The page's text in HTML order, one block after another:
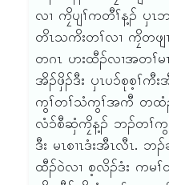
လၢ ကၠိပျၢ်ကတီၢ်န့ၣ် ၦ
တိၤသကိးတၢ်လၢ ကၠိတဖ
တဂၤ ဟးထီၣ်လၢအတၢ်မ
အိၣ်ဖှိၣ်ဒီး ၦၤပ၁်စုစ့ၢ်ကီ
ကွၢ်တၢ်သံကွၢ်အကီ တထံၣ်
လံ၁်စီဆှံကၠိန့ၣ် ဘၣ်တၢ်ကွ
ဒီး မၤစၢၤဒံးအီၤလီၤ.
ထီၣ်ဝဲလၢ စ့လိၣ်ဒံး ကမ